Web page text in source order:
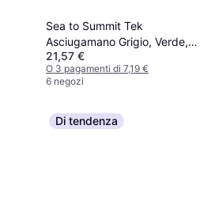
Sea to Summit Tek
Asciugamano Grigio, Verde,
Blu (120x60cm)
21,57 €
O 3 pagamenti di 7,19 €
6 negozi
Di tendenza